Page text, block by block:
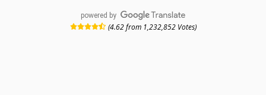
powered by
(4.62 from 1,232,852 Votes)